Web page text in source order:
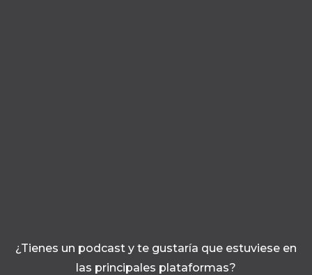
¿Tienes un podcast y te gustaría que estuviese en
las principales plataformas?